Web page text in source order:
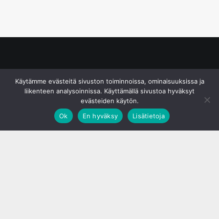
Käytämme evästeitä sivuston toiminnoissa, ominaisuuksissa ja
liikenteen analysoinnissa. Käyttämällä sivustoa hyväksyt
evästeiden käytön.
Ok
En hyväksy Lisätietoja